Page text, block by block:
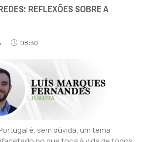
REFLEXÕES SOBRE A
08:30
é, sem dúvida, um tema